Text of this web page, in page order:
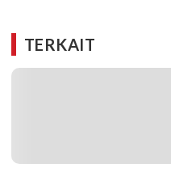
TERKAIT